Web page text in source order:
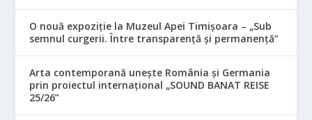
O nouă expoziție la Muzeul Apei Timișoara – „Sub
semnul curgerii. Între transparență și permanență”
Arta contemporană unește România și Germania
prin proiectul internațional „SOUND BANAT REISE
25/26”